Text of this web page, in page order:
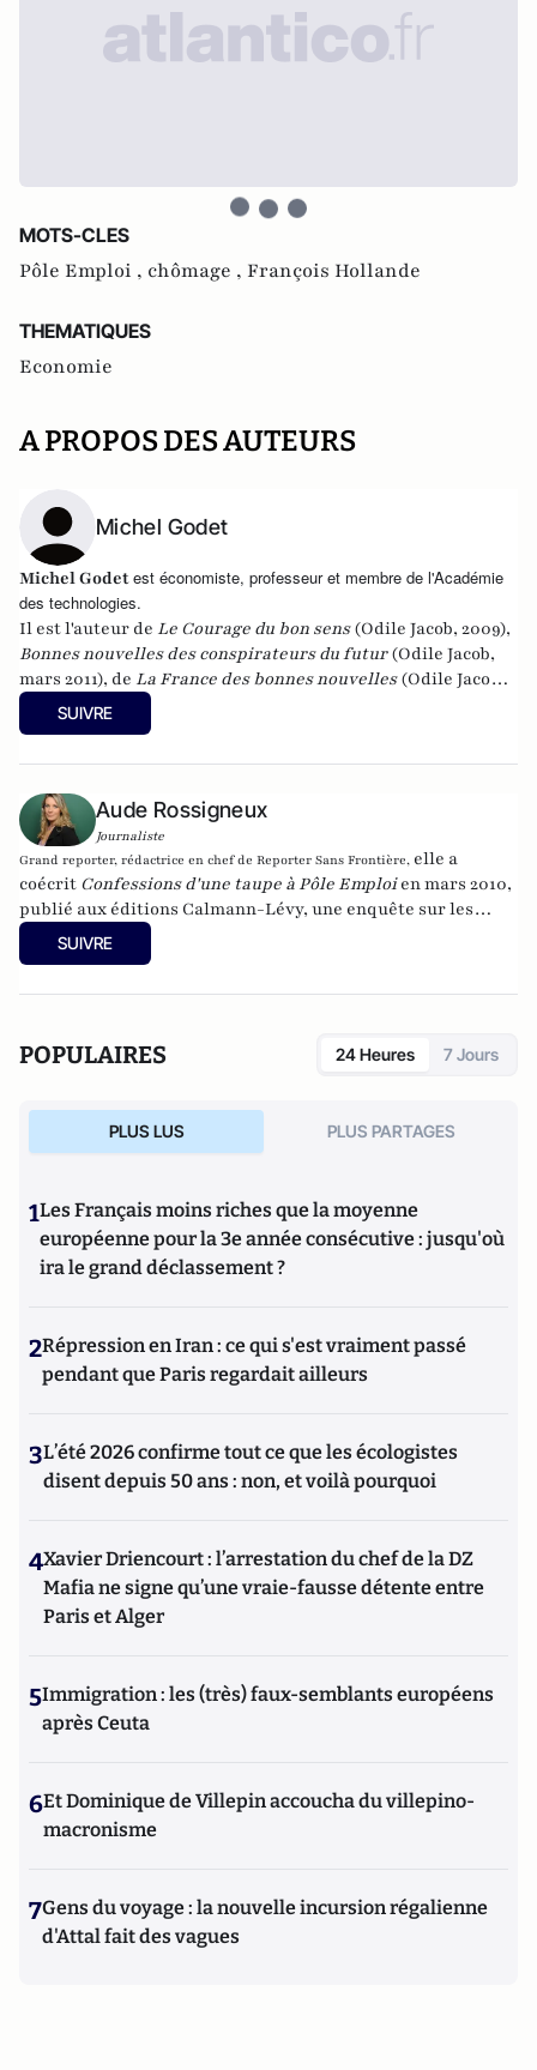
MOTS-CLES
Pôle Emploi , chômage , François Hollande
THEMATIQUES
Economie
A PROPOS DES AUTEURS
Michel Godet
Michel Godetest économiste, professeur et membre de l'Académie
des technologies.
Il est l'auteur de Le Courage du bon sens (Odile Jacob, 2009),
Bonnes nouvelles des conspirateurs du futur(Odile Jacob,
mars 2011), de La France des bonnes nouvelles(Odile Jacob,
septembre 2012) et de
retraites(Odile Jacob, janvier 2014) Il anime également le
SUIVRE
Aude Rossigneux
Journaliste
Grand reporter, rédactrice en chef de Reporter Sans Frontière, elle a
coécrit Confessions d'une taupe à Pôle Emploien mars 2010,
publié aux éditions Calmann-Lévy, une enquête sur les
dysfonctionnements de l'assurance-chômage en France.
SUIVRE
POPULAIRES 24 Heures 7 Jours
PLUS LUS PLUS PARTAGES
1Les Français moins riches que la moyenne
européenne pour la 3e année consécutive : jusqu'où
ira le grand déclassement ?
2Répression en Iran : ce qui s'est vraiment passé
pendant que Paris regardait ailleurs
3L’été 2026 confirme tout ce que les écologistes
disent depuis 50 ans : non, et voilà pourquoi
4Xavier Driencourt : l’arrestation du chef de la DZ
Mafia ne signe qu’une vraie-fausse détente entre
Paris et Alger
5Immigration : les (très) faux-semblants européens
après Ceuta
6Et Dominique de Villepin accoucha du villepino-
macronisme
7Gens du voyage : la nouvelle incursion régalienne
d'Attal fait des vagues